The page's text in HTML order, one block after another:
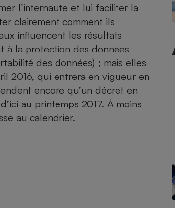
l’internaute et lui faciliter la
clairement comment ils
influencent les résultats
à la protection des données
des données) ; mais elles
2016, qui entrera en vigueur en
encore qu’un décret en
au printemps 2017. À moins
au calendrier.
Foie gras
choisir une
Assurance vie
à granulés
auditive